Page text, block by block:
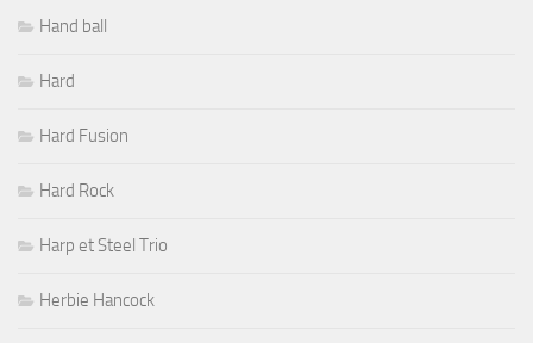
Hand ball
Hard
Hard Fusion
Hard Rock
Harp et Steel Trio
Herbie Hancock